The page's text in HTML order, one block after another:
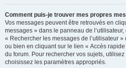
Comment puis-je trouver mes propres
Vos messages peuvent être retrouvés en
messages » dans le panneau de
« Rechercher les messages de l’utilisateur
ou bien en cliquant sur le lien « Accès
du forum. Pour rechercher vos sujets,
choisissez les paramètres appropriés.